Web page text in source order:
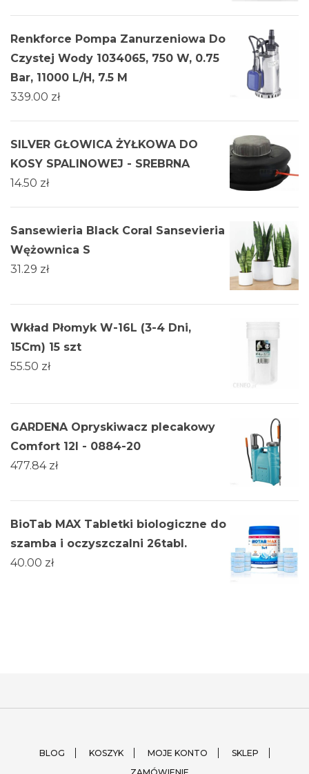
Renkforce Pompa Zanurzeniowa Do
Czystej Wody 1034065, 750 W, 0.75
Bar, 11000 L/H, 7.5 M
339.00 zł
SILVER GŁOWICA ŻYŁKOWA DO
KOSY SPALINOWEJ - SREBRNA
14.50 zł
Sansewieria Black Coral Sansevieria
Wężownica S
31.29 zł
Wkład Płomyk W-16L (3-4 Dni,
15Cm) 15 szt
55.50 zł
GARDENA Opryskiwacz plecakowy
Comfort 12l - 0884-20
477.84 zł
BioTab MAX Tabletki biologiczne do
szamba i oczyszczalni 26tabl.
40.00 zł
BLOG KOSZYK MOJE KONTO
SKLEP